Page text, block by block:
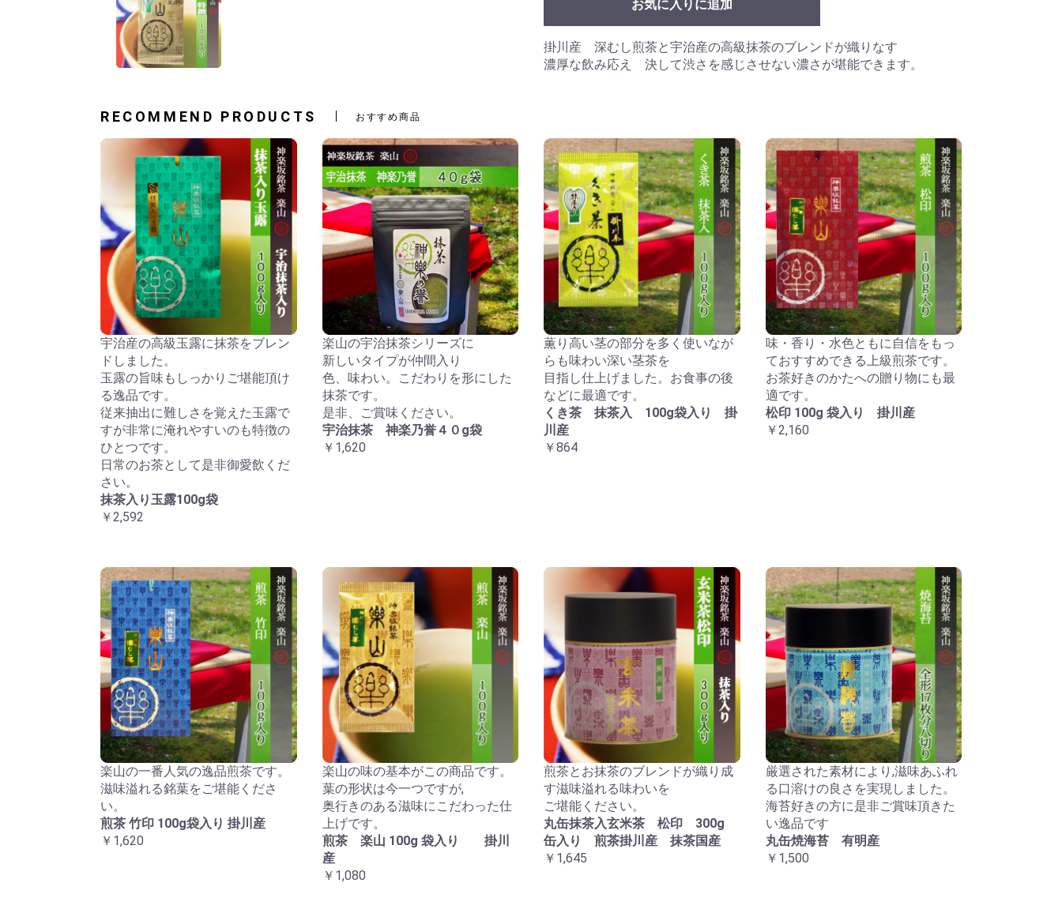
お気に入りに追加
掛川産 深むし煎茶と宇治産の高級抹茶のブレンドが織りなす
濃厚な飲み応え 決して渋さを感じさせない濃さが堪能できます。
RECOMMEND PRODUCTS おすすめ商品
宇治産の高級玉露に抹茶をブレン
ドしました。
玉露の旨味もしっかりご堪能頂け
る逸品です。
従来抽出に難しさを覚えた玉露で
すが非常に淹れやすいのも特徴の
ひとつです。
日常のお茶として是非御愛飲くだ
さい。
抹茶入り玉露100g袋
￥2,592
楽山の宇治抹茶シリーズに
新しいタイプが仲間入り
色、味わい。こだわりを形にした
抹茶です。
是非、ご賞味ください。
宇治抹茶 神楽乃誉４０g袋
￥1,620
薫り高い茎の部分を多く使いなが
らも味わい深い茎茶を
目指し仕上げました。お食事の後
などに最適です。
くき茶 抹茶入 100g袋入り 掛
川産
￥864
味・香り・水色ともに自信をもっ
ておすすめできる上級煎茶です。
お茶好きのかたへの贈り物にも最
適です。
松印 100g 袋入り 掛川産
￥2,160
楽山の一番人気の逸品煎茶です。
滋味溢れる銘葉をご堪能くださ
い。
煎茶 竹印 100g袋入り 掛川産
￥1,620
楽山の味の基本がこの商品です。
葉の形状は今一つですが,
奥行きのある滋味にこだわった仕
上げです。
煎茶 楽山 100g 袋入り 掛川
産
￥1,080
煎茶とお抹茶のブレンドが織り成
す滋味溢れる味わいを
ご堪能ください。
丸缶抹茶入玄米茶 松印 300g
缶入り 煎茶掛川産 抹茶国産
￥1,645
厳選された素材により,滋味あふれ
る口溶けの良さを実現しました。
海苔好きの方に是非ご賞味頂きた
い逸品です
丸缶焼海苔 有明産
￥1,500